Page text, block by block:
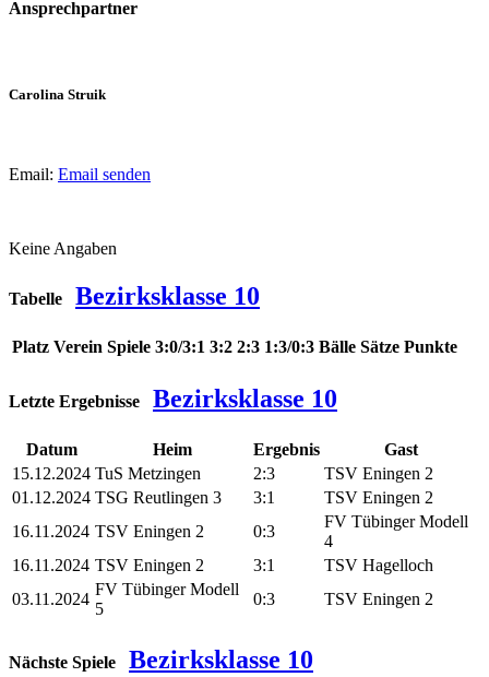
Ansprechpartner
Carolina Struik
Email: Email senden
Keine Angaben
Tabelle Bezirksklasse 10
Platz Verein Spiele 3:0/3:1 3:2 2:3 1:3/0:3 Bälle Sätze Punkte
Letzte Ergebnisse Bezirksklasse 10
Datum Heim Ergebnis
Gast
15.12.2024 TuS Metzingen 2:3
TSV Eningen 2
01.12.2024 TSG Reutlingen 3 3:1
TSV Eningen 2
16.11.2024 TSV Eningen 2 0:3
FV Tübinger Modell
4
16.11.2024 TSV Eningen 2 3:1
TSV Hagelloch
03.11.2024
FV Tübinger Modell
5
0:3 TSV Eningen 2
Nächste Spiele Bezirksklasse 10